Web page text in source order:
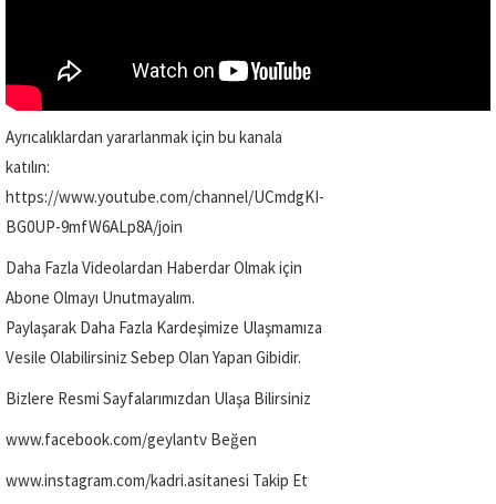
Ayrıcalıklardan yararlanmak için bu kanala
katılın:
https://www.youtube.com/channel/UCmdgKI-
BG0UP-9mfW6ALp8A/join
Daha Fazla Videolardan Haberdar Olmak için
Abone Olmayı Unutmayalım.
Paylaşarak Daha Fazla Kardeşimize Ulaşmamıza
Vesile Olabilirsiniz Sebep Olan Yapan Gibidir.
Bizlere Resmi Sayfalarımızdan Ulaşa Bilirsiniz
www.facebook.com/geylantv Beğen
www.instagram.com/kadri.asitanesi Takip Et